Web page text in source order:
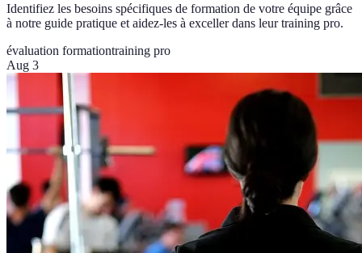
Identifiez les besoins spécifiques de formation de votre équipe grâce
à notre guide pratique et aidez-les à exceller dans leur training pro.
évaluation formationtraining pro
Aug 3